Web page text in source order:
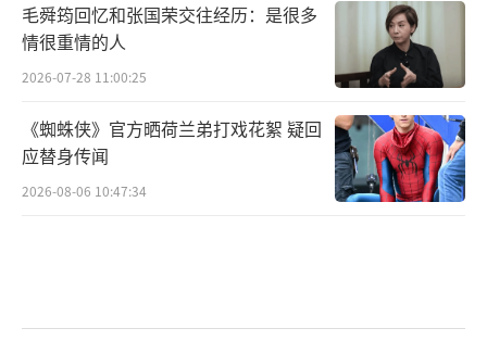
毛舜筠回忆和张国荣交往经历：是很多
情很重情的人
2026-07-28 11:00:25
《蜘蛛侠》官方晒荷兰弟打戏花絮 疑回
应替身传闻
2026-08-06 10:47:34